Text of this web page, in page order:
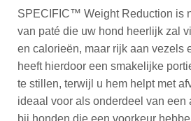
SPECIFIC™ Weight Reduction is
van paté die uw hond heerlijk zal
en calorieën, maar rijk aan vezels
heeft hierdoor een smakelijke
te stillen, terwijl u hem helpt met
ideaal voor als onderdeel van een